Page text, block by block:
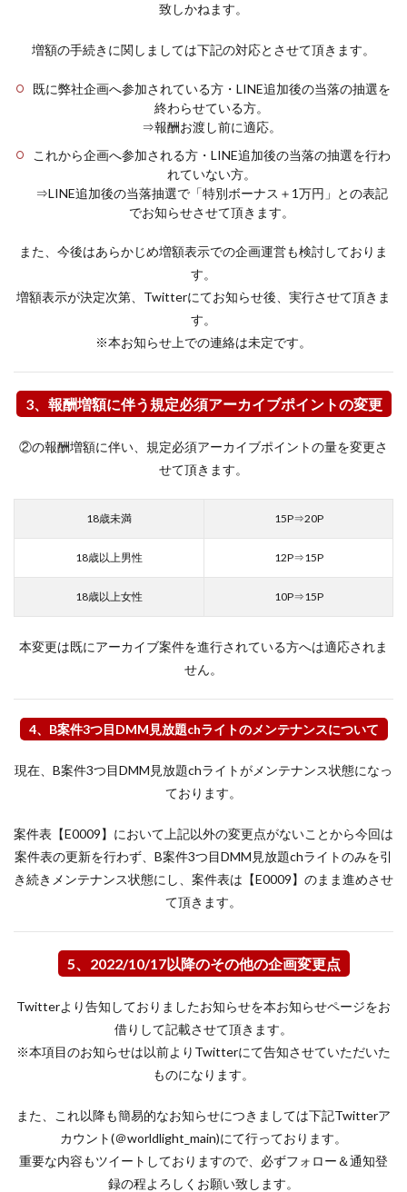
致しかねます。
増額の手続きに関しましては下記の対応とさせて頂きます。
既に弊社企画へ参加されている方・LINE追加後の当落の抽選を
終わらせている方。
⇒報酬お渡し前に適応。
これから企画へ参加される方・LINE追加後の当落の抽選を行わ
れていない方。
⇒LINE追加後の当落抽選で「特別ボーナス＋1万円」との表記
でお知らせさせて頂きます。
また、今後はあらかじめ増額表示での企画運営も検討しておりま
す。
増額表示が決定次第、Twitterにてお知らせ後、実行させて頂きま
す。
※本お知らせ上での連絡は未定です。
3、報酬増額に伴う規定必須アーカイブポイントの変更
②の報酬増額に伴い、規定必須アーカイブポイントの量を変更さ
せて頂きます。
18歳未満 15P⇒20P
18歳以上男性 12P⇒15P
18歳以上女性 10P⇒15P
本変更は既にアーカイブ案件を進行されている方へは適応されま
せん。
4、B案件3つ目DMM見放題chライトのメンテナンスについて
現在、B案件3つ目DMM見放題chライトがメンテナンス状態になっ
ております。
案件表【E0009】において上記以外の変更点がないことから今回は
案件表の更新を行わず、B案件3つ目DMM見放題chライトのみを引
き続きメンテナンス状態にし、案件表は【E0009】のまま進めさせ
て頂きます。
5、2022/10/17以降のその他の企画変更点
Twitterより告知しておりましたお知らせを本お知らせページをお
借りして記載させて頂きます。
※本項目のお知らせは以前よりTwitterにて告知させていただいた
ものになります。
また、これ以降も簡易的なお知らせにつきましては下記Twitterア
カウント(＠worldlight_main)にて行っております。
重要な内容もツイートしておりますので、必ずフォロー＆通知登
録の程よろしくお願い致します。